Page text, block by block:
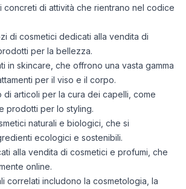
concreti di attività che rientrano nel codice
di cosmetici dedicati alla vendita di
per la bellezza.
in skincare, che offrono una vasta gamma
per il viso e il corpo.
di articoli per la cura dei capelli, come
prodotti per lo styling.
naturali e biologici, che si
ecologici e sostenibili.
alla vendita di cosmetici e profumi, che
online.
correlati includono la cosmetologia, la